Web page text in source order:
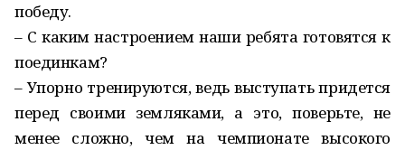
победу.
– С каким настроением наши ребята готовятся к
поединкам?
– Упорно тренируются, ведь выступать придется
перед своими земляками, а это, поверьте, не
менее сложно, чем на чемпионате высокого